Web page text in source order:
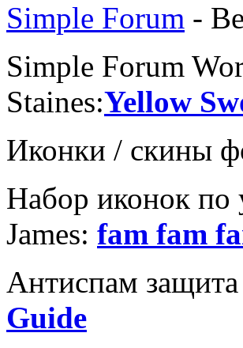
Simple Forum -
Simple Forum
Staines:Yellow
Иконки / скины
Набор иконок
James: fam fam
Антиспам
Guide